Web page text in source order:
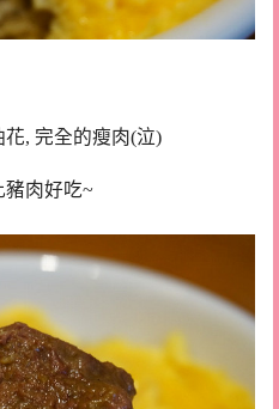
, 完全的瘦肉(泣)
豬肉好吃~